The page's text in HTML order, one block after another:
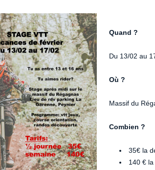
Quand ?
Du 13/02 au
Où ?
Massif du
Combien ?
35€ la
140 €